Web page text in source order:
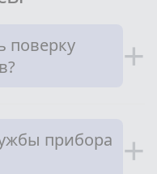
поверку
+
прибора +